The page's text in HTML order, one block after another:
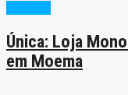
Única: Loja
em Moema